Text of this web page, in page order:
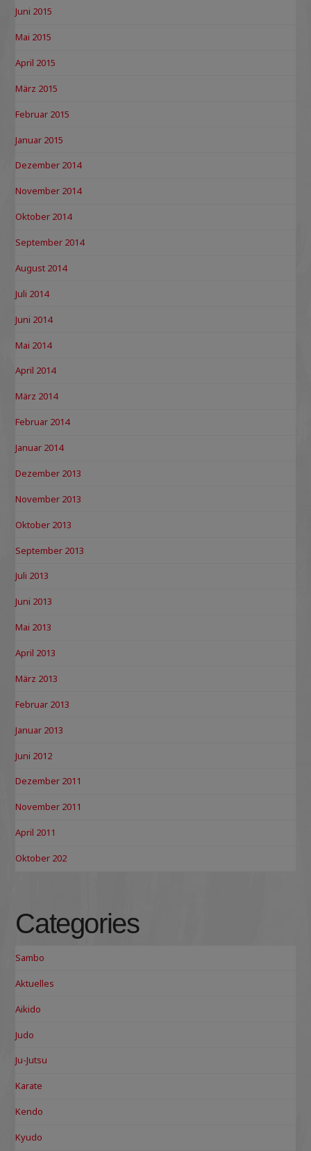
Juni 2015
Mai 2015
April 2015
März 2015
Februar 2015
Januar 2015
Dezember 2014
November 2014
Oktober 2014
September 2014
August 2014
Juli 2014
Juni 2014
Mai 2014
April 2014
März 2014
Februar 2014
Januar 2014
Dezember 2013
November 2013
Oktober 2013
September 2013
Juli 2013
Juni 2013
Mai 2013
April 2013
März 2013
Februar 2013
Januar 2013
Juni 2012
Dezember 2011
November 2011
April 2011
Oktober 202
Categories
Sambo
Aktuelles
Aikido
Judo
Ju-Jutsu
Karate
Kendo
Kyudo